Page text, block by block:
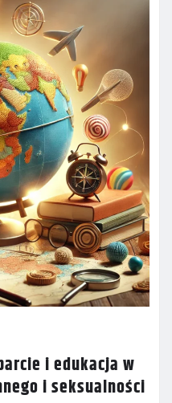
i edukacja w
i seksualności